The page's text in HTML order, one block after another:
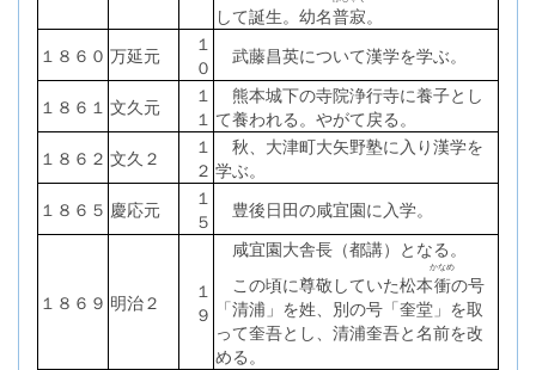
して誕生。幼名普寂。
１８６０ 万延元
１
０
武藤昌英について漢学を学ぶ。
１８６１ 文久元
１
１
熊本城下の寺院浄行寺に養子とし
て養われる。やがて戻る。
１８６２ 文久２
１
２
秋、大津町大矢野塾に入り漢学を
学ぶ。
１８６５ 慶応元
１
５
豊後日田の咸宜園に入学。
１８６９ 明治２
１
９
咸宜園大舎長（都講）となる。
この頃に尊敬していた松本衝
かなめ
の号
「清浦」を姓、別の号「奎堂」を取
って奎吾とし、清浦奎吾と名前を改
める。